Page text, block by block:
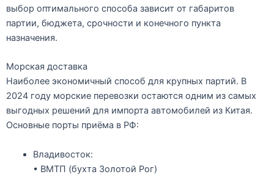
выбор оптимального способа зависит от габаритов
партии, бюджета, срочности и конечного пункта
назначения.
Морская доставка
Наиболее экономичный способ для крупных партий. В
2024 году морские перевозки остаются одним из самых
выгодных решений для импорта автомобилей из Китая.
Основные порты приёма в РФ:
Владивосток:
• ВМТП (бухта Золотой Рог)